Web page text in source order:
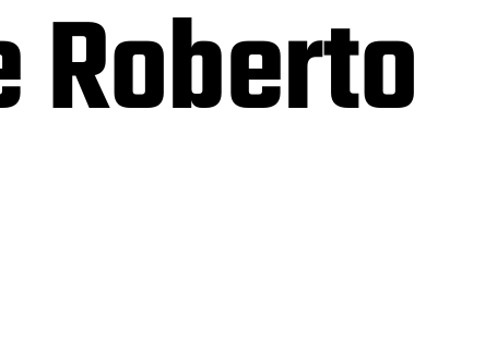
Roberto